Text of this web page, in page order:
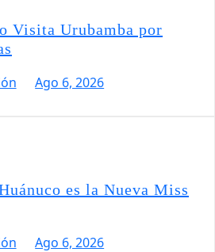
Visita Urubamba por
Ago 6, 2026
es la Nueva Miss
Ago 6, 2026